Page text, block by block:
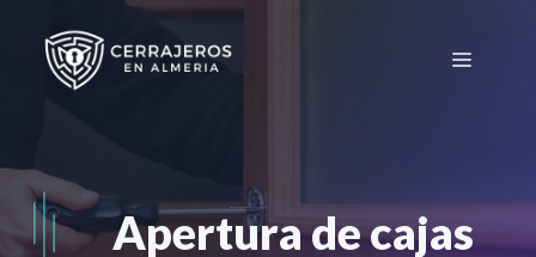
contenido
Menú
Apertura de cajas